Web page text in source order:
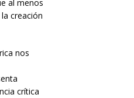
al menos
creación
nos
crítica